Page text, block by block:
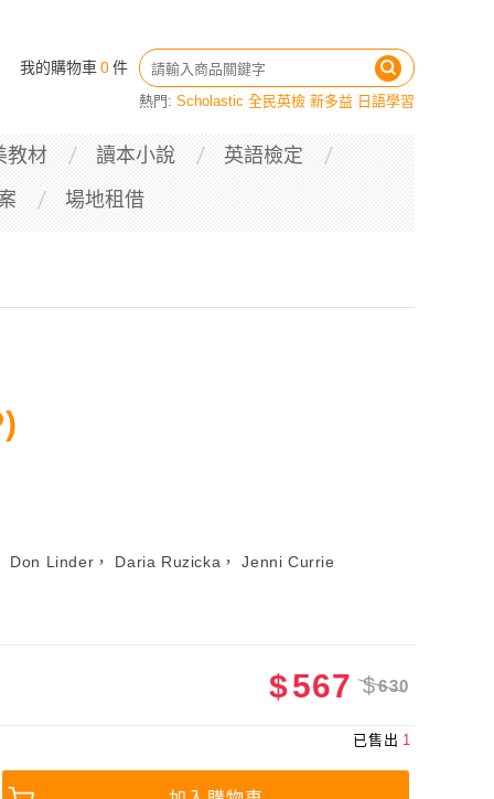
我的購物車 0件
熱門: Scholastic 全民英檢 新多益 日語學習
教材 讀本小說
英語檢定
場地租借
Linder， Daria Ruzicka， Jenni Currie
$567 $630
已售出 1